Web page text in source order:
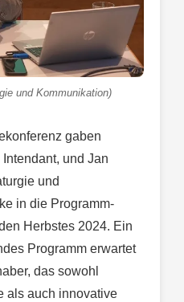
und Kommunikation)
gaben
und Jan
und
in die Programm-
Herbstes 2024. Ein
Programm erwartet
das sowohl
als auch innovative